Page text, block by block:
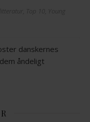
danskernes
åndeligt